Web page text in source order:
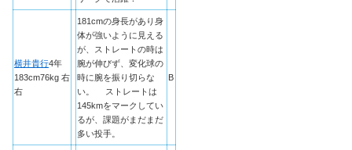
横井貴行4年
183cm76kg 右
右
181cmの身長があり身
体が強いように見える
が、ストレートの時は
腕が伸びず、変化球の
時に腕を振り切らな
い。 ストレートは
145kmをマークしてい
るが、課題がまだまだ
多い投手。
B